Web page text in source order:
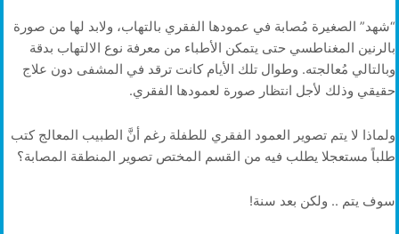
“شهد” الصغيرة مُصابة في عمودها الفقري بالتهاب، ولابد لها من صورة
بالرنين المغناطسي حتى يتمكن الأطباء من معرفة نوع الالتهاب بدقة
وبالتالي مُعالجته. وطوال تلك الأيام كانت ترقد في المشفى دون علاج
حقيقي وذلك لأجل انتظار صورة لعمودها الفقري.
ولماذا لا يتم تصوير العمود الفقري للطفلة رغم أنَّ الطبيب المعالج كتب
طلباً مستعجلا يطلب فيه من القسم المختص تصوير المنطقة المصابة؟
سوف يتم .. ولكن بعد سنة!